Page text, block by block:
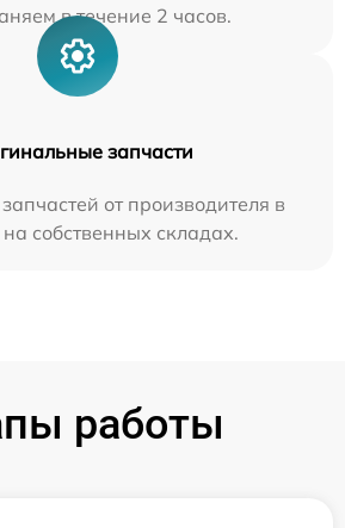
в течение 2 часов.
запчасти
от производителя в
собственных складах.
работы